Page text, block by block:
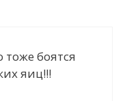
тоже боятся
яиц!!!